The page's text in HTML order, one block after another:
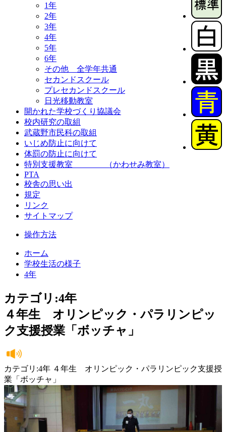
1年
2年
3年
4年
5年
6年
その他 全学年共通
セカンドスクール
プレセカンドスクール
日光移動教室
開かれた学校づくり協議会
校内研究の取組
武蔵野市民科の取組
いじめ防止に向けて
体罰の防止に向けて
特別支援教室 （かわせみ教室）
PTA
校舎の思い出
規定
リンク
サイトマップ
操作方法
ホーム
学校生活の様子
4年
カテゴリ:4年
４年生 オリンピック・パラリンピッ
ク支援授業「ボッチャ」
カテゴリ:4年 ４年生 オリンピック・パラリンピック支援授
業「ボッチャ」